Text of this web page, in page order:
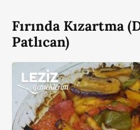
Fırında Kızartma
Patlıcan)